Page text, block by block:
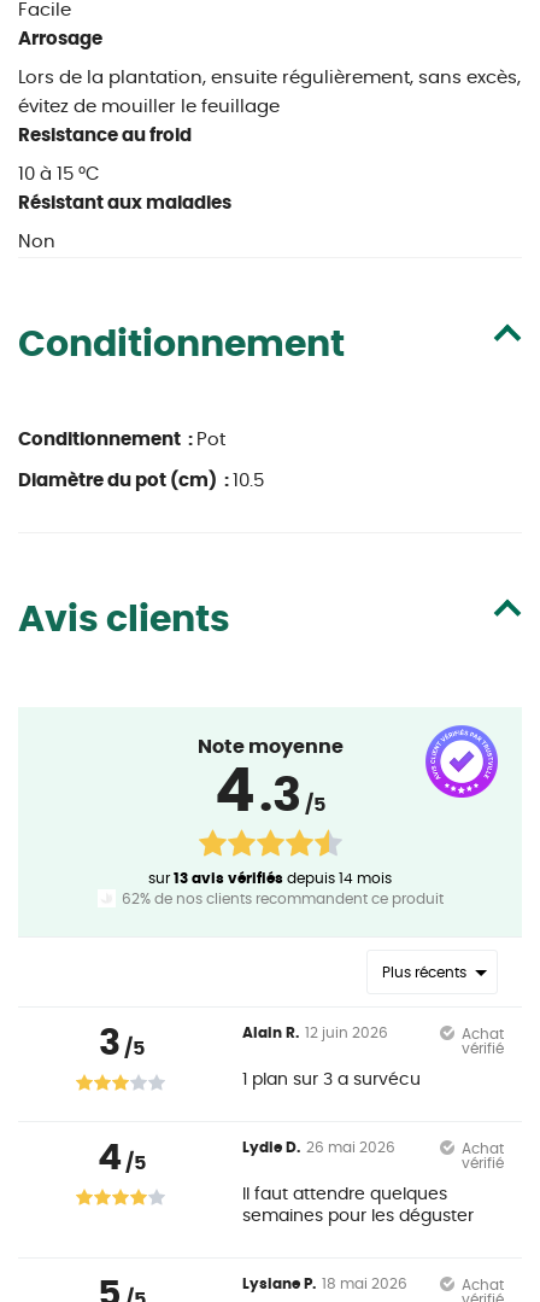
Facile
Arrosage
Lors de la plantation, ensuite régulièrement, sans excès,
évitez de mouiller le feuillage
Resistance au froid
10 à 15 °C
Résistant aux maladies
Non
Conditionnement
Conditionnement : Pot
Diamètre du pot (cm) : 10.5
Avis clients
Note moyenne
4.3 /5
sur13 avis vérifiés depuis 14 mois
62% de nos clients recommandent ce produit
Plus récents
3 /5
Alain R. 12 juin 2026
Achat
vérifié
1 plan sur 3 a survécu
4/5
Lydie D. 26 mai 2026
Achat
vérifié
Il faut attendre quelques
semaines pour les déguster
5 Lysiane P. 18 mai 2026
Achat